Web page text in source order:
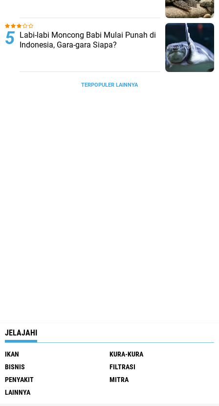
Labi-labi Moncong Babi Mulai Punah di
Indonesia, Gara-gara Siapa?
TERPOPULER LAINNYA
JELAJAHI
IKAN
KURA-KURA
BISNIS
FILTRASI
PENYAKIT
MITRA
LAINNYA